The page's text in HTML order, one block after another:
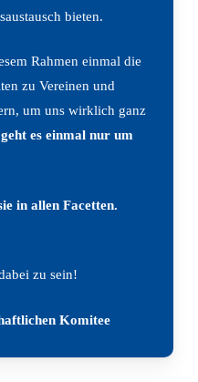
bieten.
Rahmen einmal die
zu Vereinen und
um uns wirklich ganz
es einmal nur um
in allen Facetten.
zu sein!
Komitee